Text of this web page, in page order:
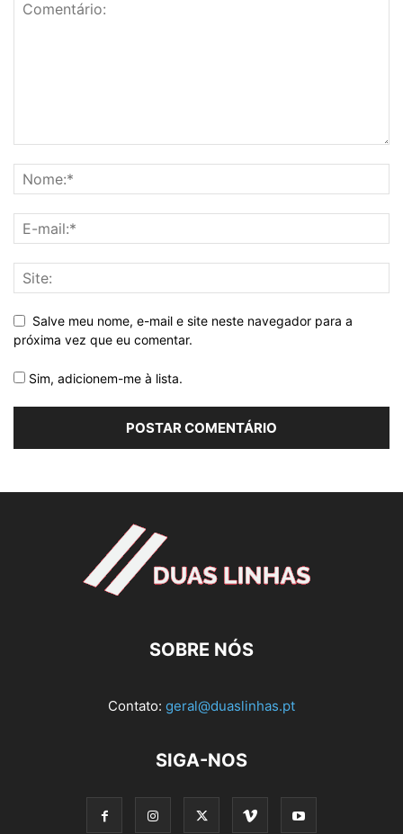
Salve meu nome, e-mail e site neste navegador para a
próxima vez que eu comentar.
Sim, adicionem-me à lista.
SOBRE NÓS
Contato: geral@duaslinhas.pt
SIGA-NOS